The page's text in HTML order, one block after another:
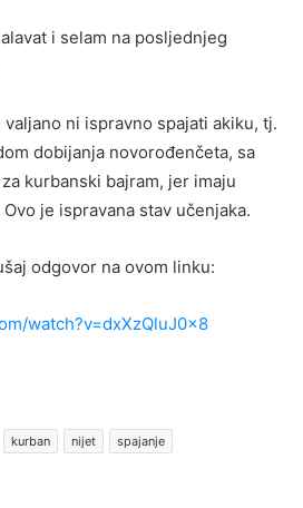
i selam na posljednjeg
ni ispravno spajati akiku, tj.
dobijanja novorođenčeta, sa
kurbanski bajram, jer imaju
je ispravana stav učenjaka.
odgovor na ovom linku:
watch?v=dxXzQluJ0x8
kurban nijet spajanje